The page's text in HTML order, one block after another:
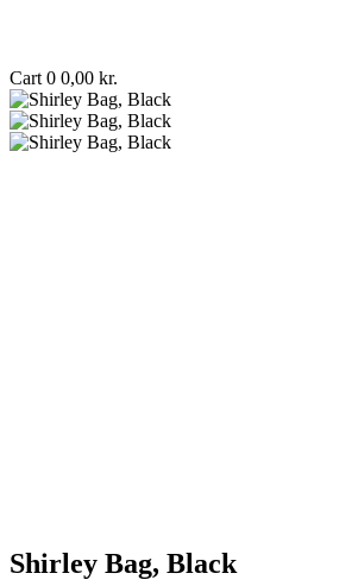
Cart 0 0,00 kr.
Shirley Bag, Black